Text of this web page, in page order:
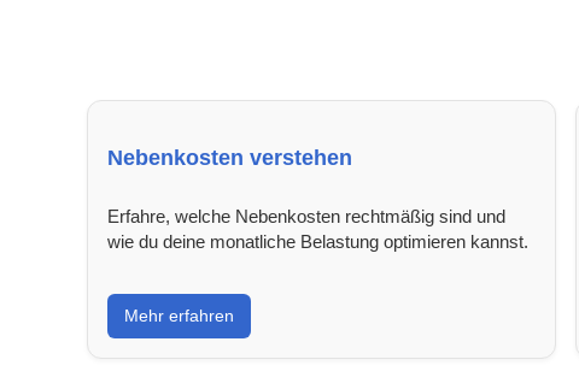
Nebenkosten verstehen
Erfahre, welche Nebenkosten rechtmäßig sind und
wie du deine monatliche Belastung optimieren kannst.
Mehr erfahren